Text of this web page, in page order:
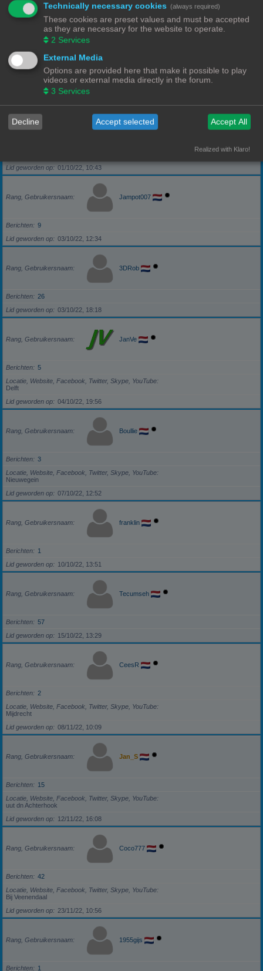
Berichten
29/09/22, 17:18
Rang, Gebruikersnaam
Lid geworden op
30/09/22, 13:40
Rang, Gebruikersnaam Robbel2005
Lid geworden op
01/10/22, 10:43
Rang, Gebruikersnaam Jampot007
Berichten
9
Lid geworden op
03/10/22, 12:34
Rang, Gebruikersnaam 3DRob
Berichten
26
Lid geworden op
03/10/22, 18:18
Rang, Gebruikersnaam JanVe
Berichten
5
Locatie, Website, Facebook, Twitter, Skype, YouTube
Delft
Lid geworden op
04/10/22, 19:56
Rang, Gebruikersnaam Boullie
Berichten
3
Locatie, Website, Facebook, Twitter, Skype, YouTube
Nieuwegein
Lid geworden op
07/10/22, 12:52
Rang, Gebruikersnaam franklin
Berichten
1
Lid geworden op
10/10/22, 13:51
Rang, Gebruikersnaam Tecumseh
Berichten
57
Lid geworden op
15/10/22, 13:29
Rang, Gebruikersnaam CeesR
Berichten
2
Locatie, Website, Facebook, Twitter, Skype, YouTube
Mijdrecht
Lid geworden op
08/11/22, 10:09
Rang, Gebruikersnaam Jan_S
Berichten
15
Locatie, Website, Facebook, Twitter, Skype, YouTube
uut dn Achterhook
Lid geworden op
12/11/22, 16:08
Rang, Gebruikersnaam Coco777
Berichten
42
Locatie, Website, Facebook, Twitter, Skype, YouTube
Bij Veenendaal
Lid geworden op
23/11/22, 10:56
Rang, Gebruikersnaam 1955gijs
Berichten 1
Technically necessary cookies (always required)
These cookies are preset values and must be accepted
as they are necessary for the website to operate.
2 Services
External Media
Options are provided here that make it possible to play
videos or external media directly in the forum.
3 Services
Decline Accept selected Accept All
Realized with Klaro!